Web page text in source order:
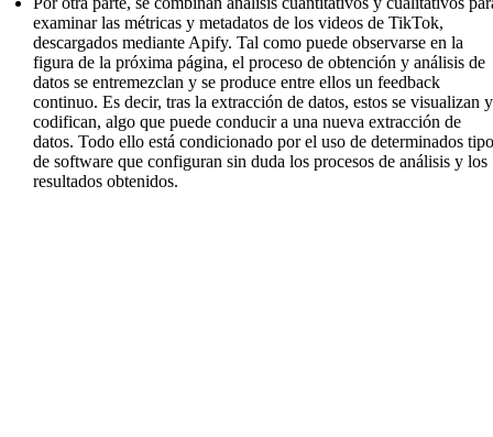
examinar las métricas y metadatos de los videos de TikTok,
descargados mediante Apify. Tal como puede observarse en la
figura de la próxima página, el proceso de obtención y análisis de
datos se entremezclan y se produce entre ellos un feedback
continuo. Es decir, tras la extracción de datos, estos se visualizan y
codifican, algo que puede conducir a una nueva extracción de
datos. Todo ello está condicionado por el uso de determinados
de software que configuran sin duda los procesos de análisis y los
resultados obtenidos.